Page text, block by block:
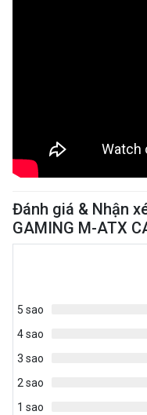
Đánh giá & Nhận
GAMING M-ATX
5 sao
4 sao
3 sao
2 sao
1 sao